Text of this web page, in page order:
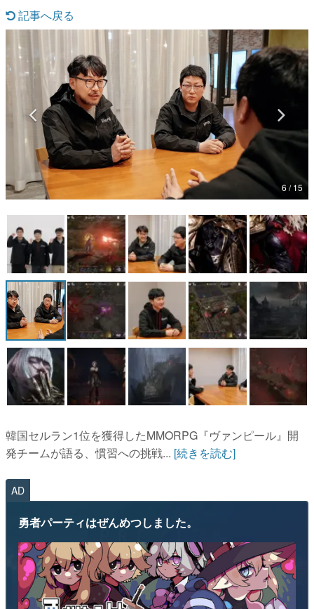
カテゴリ
マンガ
女性向け
アプリレビュー
その他
電ファミニコゲーマーとは？
運営：株式会社マレ
記事へ戻る
6 / 15
韓国セルラン1位を獲得したMMORPG『ヴァンピール』開
発チームが語る、慣習への挑戦... [続きを読む]
AD
勇者パーティはぜんめつしました。